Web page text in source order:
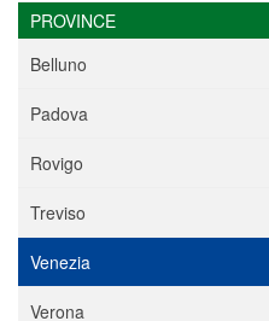
PROVINCE
Belluno
Padova
Rovigo
Treviso
Venezia
Verona